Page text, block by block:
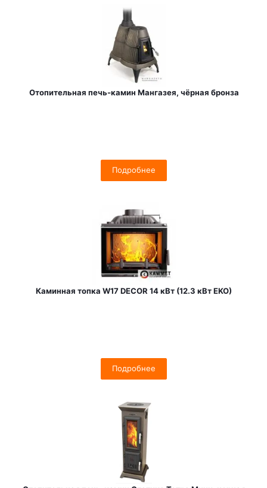
Отопительная печь-камин Мангазея, чёрная бронза
Подробнее
Каминная топка W17 DECOR 14 кВт (12.3 кВт EKO)
Подробнее